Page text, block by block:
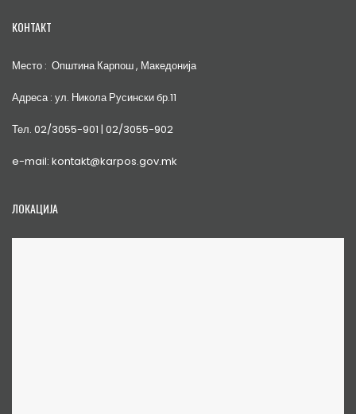
КОНТАКТ
Место : Општина Карпош , Македонија
Адреса : ул. Никола Русински бр.11
Тел. 02/3055-901 | 02/3055-902
e-mail: kontakt@karpos.gov.mk
ЛОКАЦИЈА